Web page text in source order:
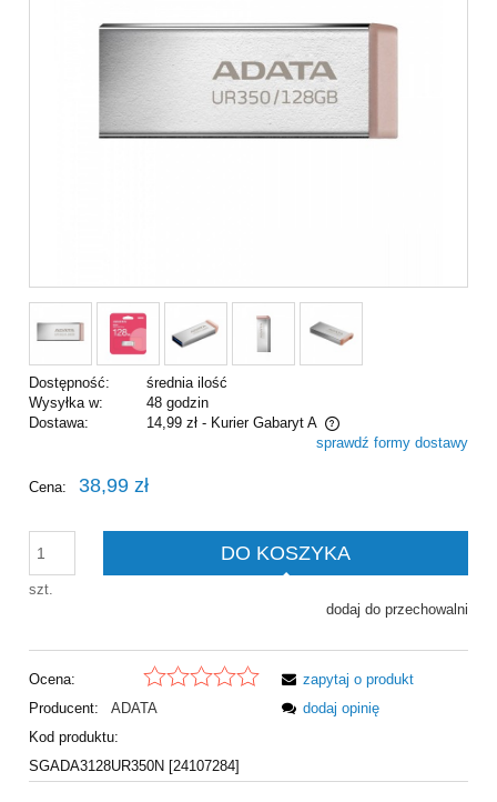
Dostępność:
średnia ilość
Wysyłka w:
48 godzin
Dostawa:
14,99 zł - Kurier Gabaryt A
Cena nie zawiera ewentualnych kosztów płatnościsprawdź formy dostawy
Cena: 38,99 zł
szt.
DO KOSZYKA
dodaj do przechowalni
Ocena:
Producent:
ADATA
Kod produktu:
SGADA3128UR350N [24107284]
zapytaj o produkt
dodaj opinię